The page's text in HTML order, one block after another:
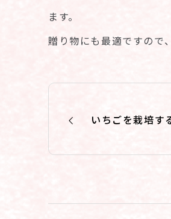
ます。
贈り物にも最適ですので
いちごを栽培す